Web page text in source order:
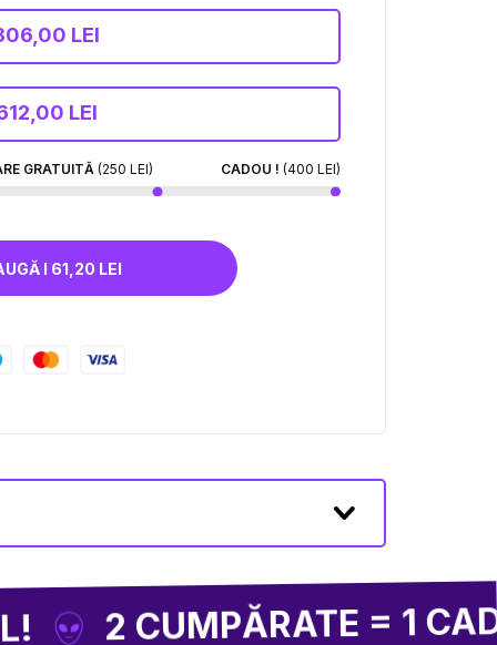
LEI
LEI
GRATUITĂ (250 LEI) CADOU ! (400 LEI)
ADAUGĂ I 61,20 LEI
= 1 CADOU